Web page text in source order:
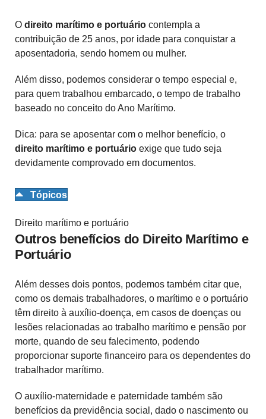
O direito marítimo e portuário contempla a
contribuição de 25 anos, por idade para conquistar a
aposentadoria, sendo homem ou mulher.
Além disso, podemos considerar o tempo especial e,
para quem trabalhou embarcado, o tempo de trabalho
baseado no conceito do Ano Marítimo.
Dica: para se aposentar com o melhor benefício, o
direito marítimo e portuário exige que tudo seja
devidamente comprovado em documentos.
Tópicos
Direito marítimo e portuário
Outros benefícios do Direito Marítimo e
Portuário
Além desses dois pontos, podemos também citar que,
como os demais trabalhadores, o marítimo e o portuário
têm direito à auxílio-doença, em casos de doenças ou
lesões relacionadas ao trabalho marítimo e pensão por
morte, quando de seu falecimento, podendo
proporcionar suporte financeiro para os dependentes do
trabalhador marítimo.
O auxílio-maternidade e paternidade também são
benefícios da previdência social, dado o nascimento ou